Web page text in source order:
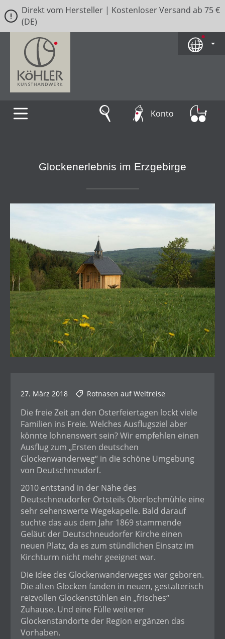
Zum Hauptinhalt springen
Direkt vom Hersteller | Kostenloser Versand ab 75 €
(DE)
Konto
Glockenerlebnis im Erzgebirge
27. März 2018 Rotnasen auf Weltreise
Die freie Zeit an den Osterfeiertagen lockt viele
Familien ins Freie. Welches Ausflugsziel aber
könnte lohnenswert sein? Wir empfehlen einen
Ausflug zum „Ersten deutschen
Glockenwanderweg“ in die schöne Umgebung
von Deutschneudorf.
2010 entstand in der Nähe des
Deutschneudorfer Ortsteils Oberlochmühle eine
sehr sehenswerte Wegekapelle. Bald darauf
suchte das aus dem Jahr 1869 stammende
Geläut der Deutschneudorfer Kirche einen
neuen Platz, da es zum stündlichen Einsatz im
Kirchturm nicht mehr geeignet war.
Die Idee des Glockenwanderweges war geboren.
Die alten Glocken fanden in neuen, gestalterisch
reizvollen Glockenstühlen ein „frisches“
Zuhause. Und eine Fülle weiterer
Glockenstandorte der Region ergänzen das
Vorhaben.